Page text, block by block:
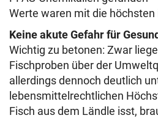
Werte waren mit die höchsten
Keine akute Gefahr für
Wichtig zu betonen: Zwar
Fischproben über der
allerdings dennoch deutlich
lebensmittelrechtlichen
Fisch aus dem Ländle isst,